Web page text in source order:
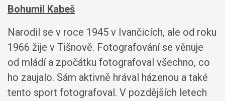
Bohumil Kabeš
Narodil se v roce 1945 v Ivančicích, ale od roku
1966 žije v Tišnově. Fotografování se věnuje
od mládí a zpočátku fotografoval všechno, co
ho zaujalo. Sám aktivně hrával házenou a také
tento sport fotografoval. V pozdějších letech